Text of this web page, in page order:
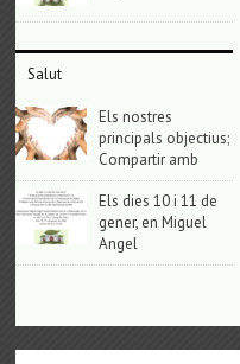
Salut
Els nostres
principals objectius;
Compartir amb
Els dies 10 i 11 de
gener, en Miguel
Angel